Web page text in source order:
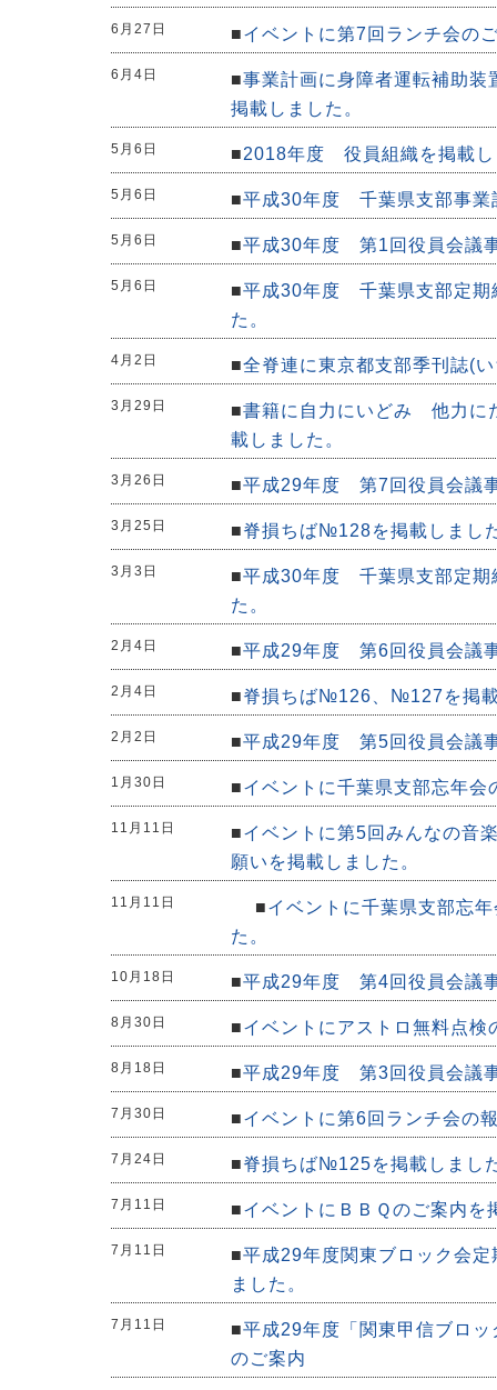
6月27日 ■イベントに第7回ランチ会の
6月4日 ■事業計画に身障者運転補助装
掲載しました。
5月6日 ■2018年度 役員組織を掲載し
5月6日 ■平成30年度 千葉県支部事業
5月6日 ■平成30年度 第1回役員会議
5月6日 ■平成30年度 千葉県支部定期
た。
4月2日 ■全脊連に東京都支部季刊誌(
3月29日 ■書籍に自力にいどみ 他力
載しました。
3月26日 ■平成29年度 第7回役員会議
3月25日 ■脊損ちば№128を掲載しまし
3月3日 ■平成30年度 千葉県支部定期
た。
2月4日 ■平成29年度 第6回役員会議
2月4日 ■脊損ちば№126、№127を掲
2月2日 ■平成29年度 第5回役員会議
1月30日 ■イベントに千葉県支部忘年
11月11日 ■イベントに第5回みんなの音
願いを掲載しました。
11月11日 ■イベントに千葉県支部忘
た。
10月18日 ■平成29年度 第4回役員会議
8月30日 ■イベントにアストロ無料点
8月18日 ■平成29年度 第3回役員会議
7月30日 ■イベントに第6回ランチ会の
7月24日 ■脊損ちば№125を掲載しまし
7月11日 ■イベントにＢＢＱのご案内を
7月11日 ■平成29年度関東ブロック会
ました。
7月11日 ■平成29年度「関東甲信ブロ
のご案内